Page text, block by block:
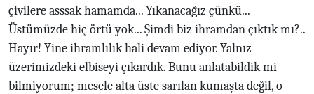
çivilere asssak hamamda... Yıkanacağız çünkü...
Üstümüzde hiç örtü yok... Şimdi biz ihramdan çıktık mı?..
Hayır! Yine ihramlılık hali devam ediyor. Yalnız
üzerimizdeki elbiseyi çıkardık. Bunu anlatabildik mi
bilmiyorum; mesele alta üste sarılan kumaşta değil, o